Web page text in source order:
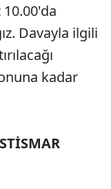
10.00'da
Davayla ilgili
kadar